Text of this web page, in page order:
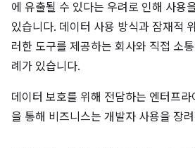
에 유출될 수 있다는 우려로 인해 사용
있습니다. 데이터 사용 방식과 잠재적
러한 도구를 제공하는 회사와 직접 소
례가 있습니다.
데이터 보호를 위해 전담하는 엔터프
을 통해 비즈니스는 개발자 사용을 장